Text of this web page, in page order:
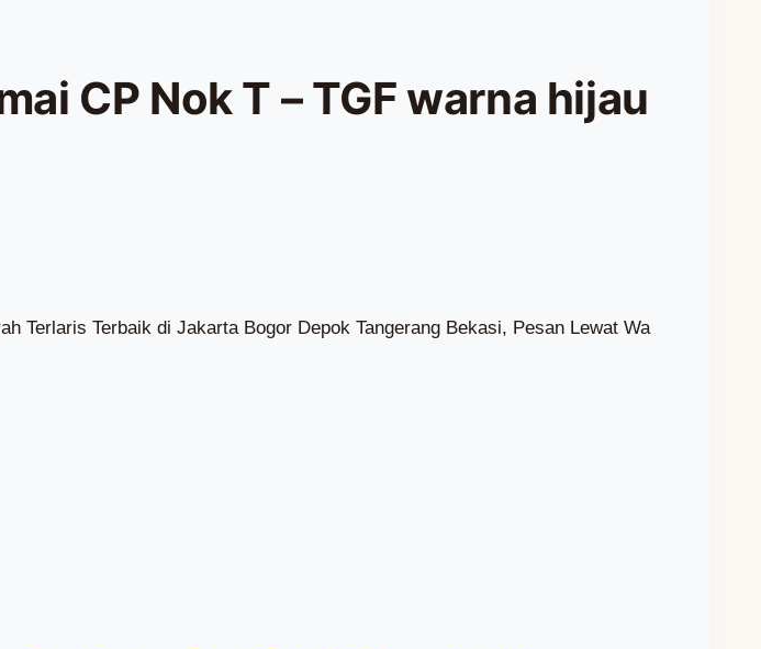
CP Nok T – TGF warna hijau
Terlaris Terbaik di Jakarta Bogor Depok Tangerang Bekasi, Pesan Lewat Wa